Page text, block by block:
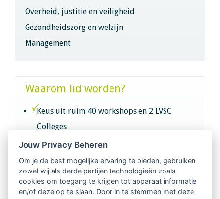
Overheid, justitie en veiligheid
Gezondheidszorg en welzijn
Management
Waarom lid worden?
Keus uit ruim 40 workshops en 2 LVSC
Colleges
Intervisie met geregistreerde vakgenoten
Netwerk van 2100 professionals in 14
regio's
Jouw Privacy Beheren
Om je de best mogelijke ervaring te bieden, gebruiken
zowel wij als derde partijen technologieën zoals
cookies om toegang te krijgen tot apparaat informatie
en/of deze op te slaan. Door in te stemmen met deze